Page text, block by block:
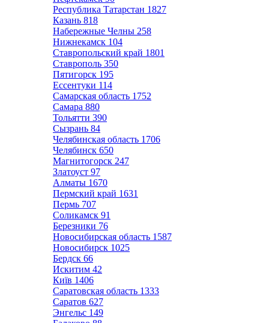
Республика Татарстан 1827
Казань 818
Набережные Челны 258
Нижнекамск 104
Ставропольский край 1801
Ставрополь 350
Пятигорск 195
Ессентуки 114
Самарская область 1752
Самара 880
Тольятти 390
Сызрань 84
Челябинская область 1706
Челябинск 650
Магнитогорск 247
Златоуст 97
Алматы 1670
Пермский край 1631
Пермь 707
Соликамск 91
Березники 76
Новосибирская область 1587
Новосибирск 1025
Бердск 66
Искитим 42
Київ 1406
Саратовская область 1333
Саратов 627
Энгельс 149